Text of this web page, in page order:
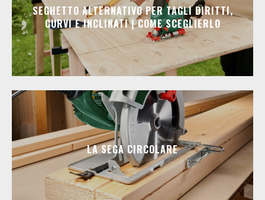
SEGHETTO ALTERNATIVO PER TAGLI DIRITTI,
CURVI E INCLINATI | COME SCEGLIERLO
LA SEGA CIRCOLARE